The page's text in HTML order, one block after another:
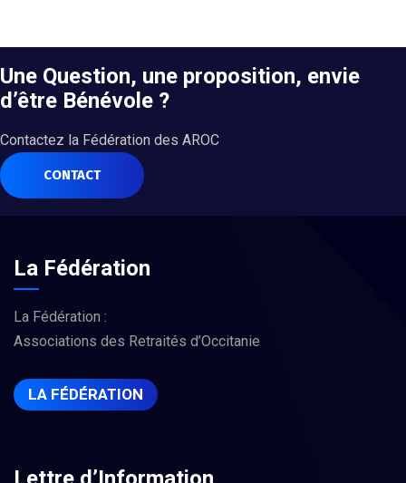
Une Question, une proposition, envie
d’être Bénévole ?
Contactez la Fédération des AROC
CONTACT
La Fédération
La Fédération :
Associations des Retraités d’Occitanie
LA FÉDÉRATION